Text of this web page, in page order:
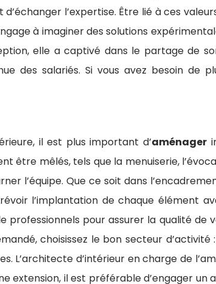
l’expertise. Être lié à ces
à imaginer des solutions
elle a captivé dans le partage de
des salariés. Si vous avez besoin de
il est plus important d’aménager
être mêlés, tels que la menuiserie,
Que ce soit dans
l’implantation de chaque élément
professionnels pour assurer la qualité
choisissez le bon secteur d’activité
L’architecte d’intérieur en charge de
extension, il est préférable d’engager